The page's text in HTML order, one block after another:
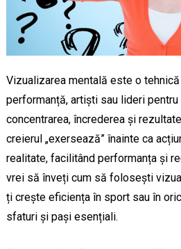
Vizualizarea mentală este o
performanță, artiști sau lideri
concentrarea, încrederea și
creierul „exersează” înainte ca
realitate, facilitând performanța și
vrei să înveți cum să folosești
ți crește eficiența în sport sau în
sfaturi și pași esențiali.